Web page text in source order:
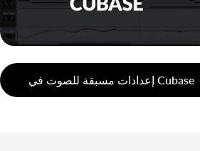
إعدادات مسبقة للصوت في Cubase